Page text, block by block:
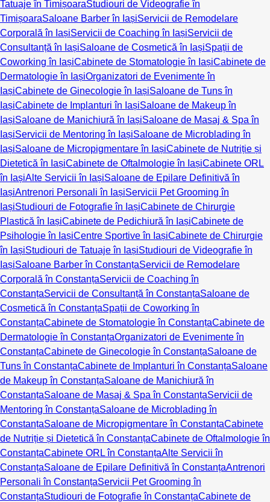
Tatuaje în TimișoaraStudiouri de Videografie în
TimișoaraSaloane Barber în IașiServicii de Remodelare
Corporală în IașiServicii de Coaching în IașiServicii de
Consultanță în IașiSaloane de Cosmetică în IașiSpații de
Coworking în IașiCabinete de Stomatologie în IașiCabinete de
Dermatologie în IașiOrganizatori de Evenimente în
IașiCabinete de Ginecologie în IașiSaloane de Tuns în
IașiCabinete de Implanturi în IașiSaloane de Makeup în
IașiSaloane de Manichiură în IașiSaloane de Masaj & Spa în
IașiServicii de Mentoring în IașiSaloane de Microblading în
IașiSaloane de Micropigmentare în IașiCabinete de Nutriție și
Dietetică în IașiCabinete de Oftalmologie în IașiCabinete ORL
în IașiAlte Servicii în IașiSaloane de Epilare Definitivă în
IașiAntrenori Personali în IașiServicii Pet Grooming în
IașiStudiouri de Fotografie în IașiCabinete de Chirurgie
Plastică în IașiCabinete de Pedichiură în IașiCabinete de
Psihologie în IașiCentre Sportive în IașiCabinete de Chirurgie
în IașiStudiouri de Tatuaje în IașiStudiouri de Videografie în
IașiSaloane Barber în ConstanțaServicii de Remodelare
Corporală în ConstanțaServicii de Coaching în
ConstanțaServicii de Consultanță în ConstanțaSaloane de
Cosmetică în ConstanțaSpații de Coworking în
ConstanțaCabinete de Stomatologie în ConstanțaCabinete de
Dermatologie în ConstanțaOrganizatori de Evenimente în
ConstanțaCabinete de Ginecologie în ConstanțaSaloane de
Tuns în ConstanțaCabinete de Implanturi în ConstanțaSaloane
de Makeup în ConstanțaSaloane de Manichiură în
ConstanțaSaloane de Masaj & Spa în ConstanțaServicii de
Mentoring în ConstanțaSaloane de Microblading în
ConstanțaSaloane de Micropigmentare în ConstanțaCabinete
de Nutriție și Dietetică în ConstanțaCabinete de Oftalmologie în
ConstanțaCabinete ORL în ConstanțaAlte Servicii în
ConstanțaSaloane de Epilare Definitivă în ConstanțaAntrenori
Personali în ConstanțaServicii Pet Grooming în
ConstanțaStudiouri de Fotografie în ConstanțaCabinete de